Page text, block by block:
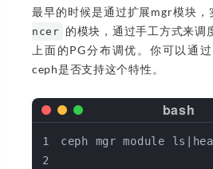
最早的时候是通过扩展mgr模块，
ncer 的模块，通过手工方式来调
上面的PG分布调优。你可以通
ceph是否支持这个特性。
ceph mgr module